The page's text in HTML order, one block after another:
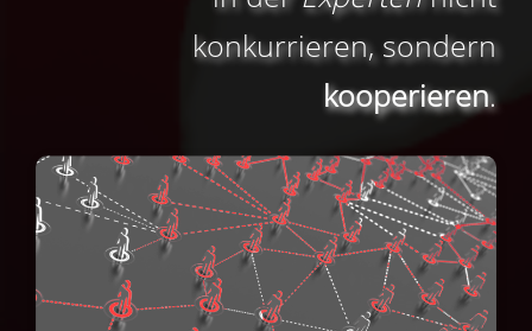
konkurrieren, sondern
kooperieren.